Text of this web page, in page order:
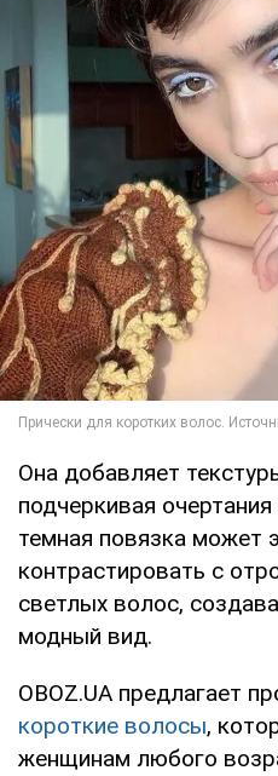
Она добавляет
подчеркивая
темная повязка может
контрастировать с
светлых волос,
модный вид.
OBOZ.UA предлагает
короткие волосы,
женщинам любого